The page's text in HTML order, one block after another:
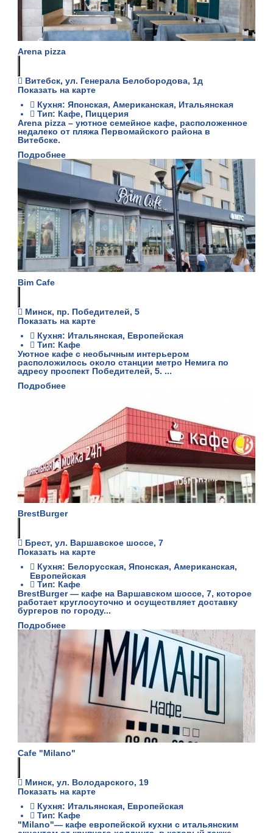
Arena pizza
Витебск, ул. Генерала Белобородова, 1д
Показать на карте
Кухня: Японская, Американская, Итальянская
Тип: Кафе, Пиццерия
Arena pizza – уютное семейное кафе, расположенное
недалеко от пляжа Первомайского района в
Витебске.
Подробнее
Bim Саfe
Минск, пр. Победителей, 5
Показать на карте
Кухня: Итальянская, Европейская
Тип: Кафе
Уютное кафе с необычным интерьером
расположилось около станции метро Немига по
адресу проспект Победителей, 5. ...
Подробнее
BrestBurger
Брест, ул. Варшавское шоссе, 7
Показать на карте
Кухня: Белорусская, Японская, Американская,
Европейская
Тип: Кафе
BrestBurger — кафе на Варшавском шоссе, 7, которое
работает круглосуточно и осуществляет доставку
бургеров по городу...
Подробнее
Cafe "Milano"
Минск, ул. Володарского, 19
Показать на карте
Кухня: Итальянская, Европейская
Тип: Кафе
"Milano"— кафе европейской кухни с итальянским